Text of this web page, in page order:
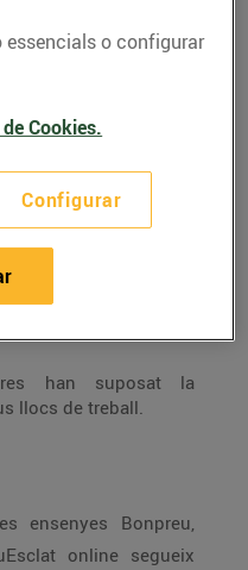
2 mesos, 6 nous
de novembre i
el Grup Bon Preu ha
seva presència al
han suposat la
llocs de treball.
Bonpreu,
online segueix
essencials o configurar
Cookies.
Configurar